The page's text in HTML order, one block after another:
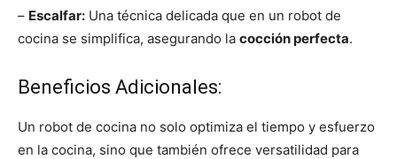
– Escalfar: Una técnica delicada que en un robot de
cocina se simplifica, asegurando la cocción perfecta.
Beneficios Adicionales:
Un robot de cocina no solo optimiza el tiempo y esfuerzo
en la cocina, sino que también ofrece versatilidad para